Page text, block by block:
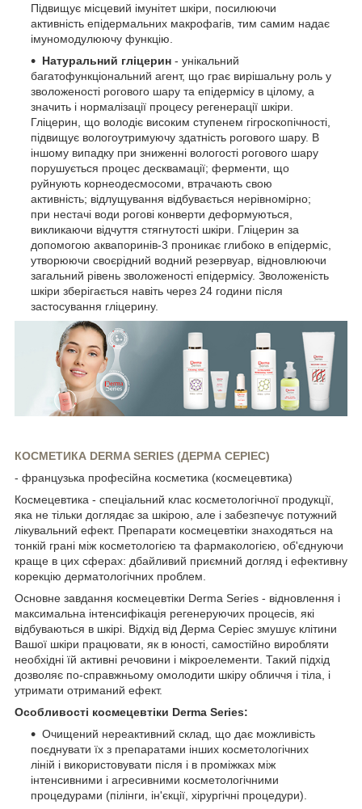
Підвищує місцевий імунітет шкіри, посилюючи
активність епідермальних макрофагів, тим самим надає
імуномодулюючу функцію.
Натуральний гліцерин - унікальний
багатофункціональний агент, що грає вирішальну роль у
зволоженості рогового шару та епідермісу в цілому, а
значить і нормалізації процесу регенерації шкіри.
Гліцерин, що володіє високим ступенем гігроскопічності,
підвищує вологоутримуючу здатність рогового шару. В
іншому випадку при зниженні вологості рогового шару
порушується процес десквамації; ферменти, що
руйнують корнеодесмосоми, втрачають свою
активність; відлущування відбувається нерівномірно;
при нестачі води рогові конверти деформуються,
викликаючи відчуття стягнутості шкіри. Гліцерин за
допомогою аквапоринів-3 проникає глибоко в епідерміс,
утворюючи своєрідний водний резервуар, відновлюючи
загальний рівень зволоженості епідермісу. Зволоженість
шкіри зберігається навіть через 24 години після
застосування гліцерину.
КОСМЕТИКА DERMA SERIES (ДЕРМА СЕРІЕС)
- французька професійна косметика (космецевтика)
Космецевтика - спеціальний клас косметологічної продукції,
яка не тільки доглядає за шкірою, але і забезпечує потужний
лікувальний ефект. Препарати космецевтіки знаходяться на
тонкій грані між косметологією та фармакологією, об'єднуючи
краще в цих сферах: дбайливий приємний догляд і ефективну
корекцію дерматологічних проблем.
Основне завдання космецевтіки Derma Series - відновлення і
максимальна інтенсифікація регенеруючих процесів, які
відбуваються в шкірі. Відхід від Дерма Серіес змушує клітини
Вашої шкіри працювати, як в юності, самостійно виробляти
необхідні їй активні речовини і мікроелементи. Такий підхід
дозволяє по-справжньому омолодити шкіру обличчя і тіла, і
утримати отриманий ефект.
Особливості космецевтіки Derma Series:
Очищений нереактивний склад, що дає можливість
поєднувати їх з препаратами інших косметологічних
ліній і використовувати після і в проміжках між
інтенсивними і агресивними косметологічними
процедурами (пілінги, ін'єкції, хірургічні процедури).